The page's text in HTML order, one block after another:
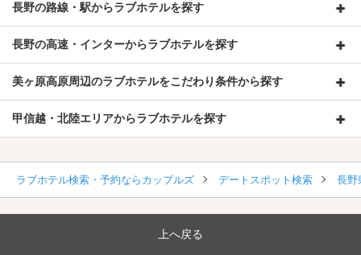
長野の路線・駅からラブホテルを探す
長野の高速・インターからラブホテルを探す
美ヶ原高原周辺のラブホテルをこだわり条件から探す
甲信越・北陸エリアからラブホテルを探す
ラブホテル検索・予約ならカップルズ デートスポット検索 長野
上へ戻る